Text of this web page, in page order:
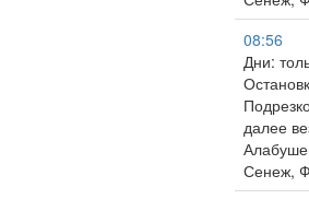
08:56
Дни:
далее
Сенеж,